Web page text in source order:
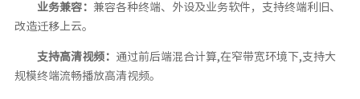
业务兼容： 兼容各种终端、外设及业务软件，支持终端利旧、
改造迁移上云。
支持高清视频： 通过前后端混合计算,在窄带宽环境下,支持大
规模终端流畅播放高清视频。